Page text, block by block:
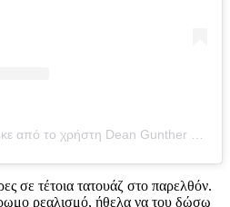
σε τέτοια τατουάζ στο παρελθόν.
ρεαλισμό, ήθελα να του δώσω